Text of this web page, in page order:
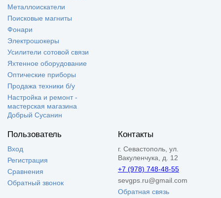
Металлоискатели
Поисковые магниты
Фонари
Электрошокеры
Усилители сотовой связи
Яхтенное оборудование
Оптические приборы
Продажа техники б/у
Настройка и ремонт -
мастерская магазина
Добрый Сусанин
Пользователь
Вход
Регистрация
Сравнения
Обратный звонок
Контакты
г. Севастополь, ул.
Вакуленчука, д. 12
+7 (978) 748-48-55
sevgps.ru@gmail.com
Обратная связь